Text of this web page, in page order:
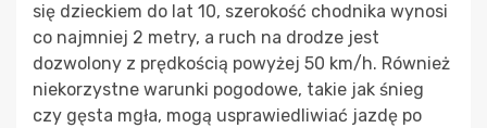
się dzieckiem do lat 10, szerokość chodnika wynosi
co najmniej 2 metry, a ruch na drodze jest
dozwolony z prędkością powyżej 50 km/h. Również
niekorzystne warunki pogodowe, takie jak śnieg
czy gęsta mgła, mogą usprawiedliwiać jazdę po